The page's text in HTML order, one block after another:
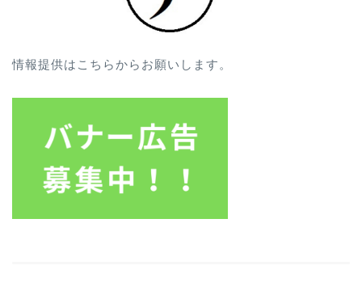
情報提供はこちらからお願いします。